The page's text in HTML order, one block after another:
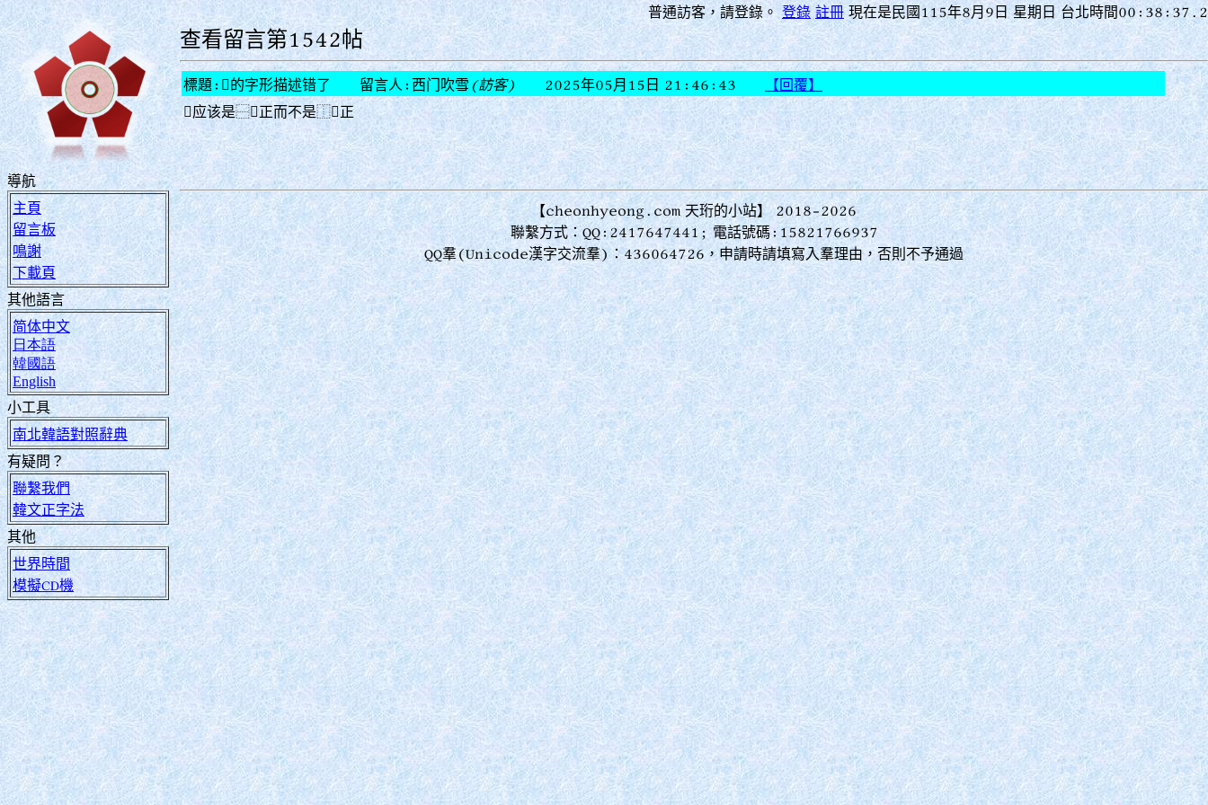
導航
主頁
留言板
鳴謝
下載頁
其他語言
简体中文
日本語
韓國語
English
小工具
南北韓語對照辭典
有疑問？
聯繫我們
韓文正字法
其他
世界時間
模擬CD機
普通訪客，請登錄。 登錄 註冊 現在是民國115年8月9日 星期日 台北時間00:38:37.4
查看留言第1542帖
標題:𰙶的字形描述错了 留言人:西门吹雪 (訪客) 2025年05月15日 21:46:43
【回覆】
𰙶应该是⿱𡨄正而不是⿰𡨄正
【cheonhyeong.com 天珩的小站】 2018-2026
聯繫方式：QQ:2417647441; 電話號碼:15821766937
QQ羣(Unicode漢字交流羣)：436064726，申請時請填寫入羣理由，否則不予通過